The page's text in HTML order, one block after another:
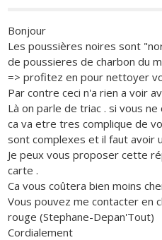
Bonjour
Les poussières noires sont
de poussieres de charbon du
=> profitez en pour nettoyer
Par contre ceci n'a rien a voir
Là on parle de triac . si vous
ca va etre tres complique de
sont complexes et il faut avoir
Je peux vous proposer cette
carte .
Ca vous coûtera bien moins
Vous pouvez me contacter en
rouge (Stephane-Depan'Tout)
Cordialement